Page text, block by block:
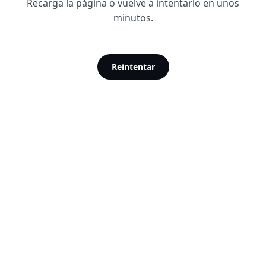
Recarga la página o vuelve a intentarlo en unos
minutos.
Reintentar